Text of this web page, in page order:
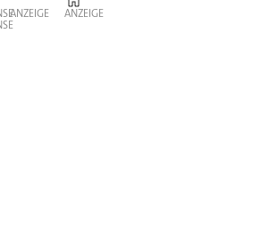
ANZEIGE ANZEIGE